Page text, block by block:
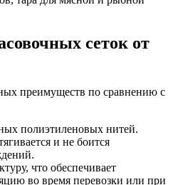
сеток от
преимуществ по сравнению с
полиэтиленовых нитей.
и не боится
что обеспечивает
во время перевозки или при